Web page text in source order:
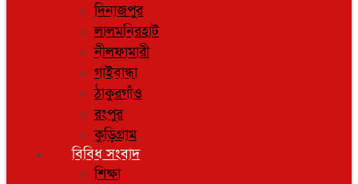
দিনাজপুর
লালমনিরহাট
নীলফামারী
গাইবান্ধা
ঠাকুরগাঁও
রংপুর
কুড়িগ্রাম
বিবিধ সংবাদ
শিক্ষা